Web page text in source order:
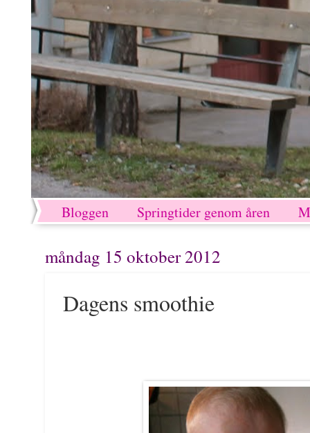
Bloggen Springtider genom åren
måndag 15 oktober 2012
Dagens smoothie